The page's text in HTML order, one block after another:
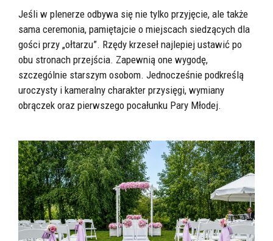
Jeśli w plenerze odbywa się nie tylko przyjęcie, ale także
sama ceremonia, pamiętajcie o miejscach siedzących dla
gości przy „ołtarzu”. Rzędy krzeseł najlepiej ustawić po
obu stronach przejścia. Zapewnią one wygodę,
szczególnie starszym osobom. Jednocześnie podkreślą
uroczysty i kameralny charakter przysięgi, wymiany
obrączek oraz pierwszego pocałunku Pary Młodej.